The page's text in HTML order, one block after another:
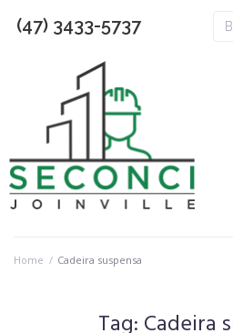
(47) 3433-5737
Home / Cadeira suspensa
Tag: Cadeira